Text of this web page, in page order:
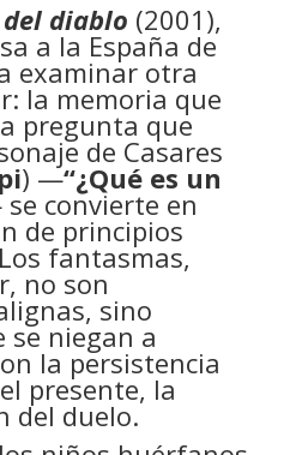
diablo (2001),
a la España de
examinar otra
la memoria que
pregunta que
de Casares
) —“¿Qué es un
convierte en
de principios
fantasmas,
no son
sino
se niegan a
la persistencia
presente, la
del duelo.